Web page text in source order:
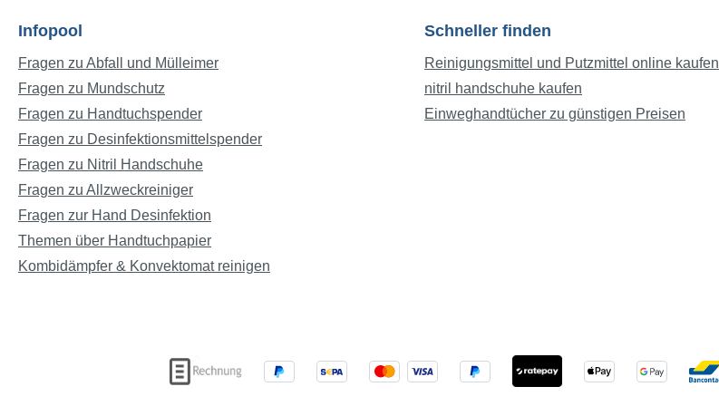
Verpackungseinheit (mm): 392Länge
Verpackungseinheit (mm):
248Gewicht pro Verpackungseinheit
(kg): 10,841UVE in VE: 1
Infopool
Fragen zu Abfall und Mülleimer
Fragen zu Mundschutz
Fragen zu Handtuchspender
Fragen zu Desinfektionsmittelspender
Fragen zu Nitril Handschuhe
Fragen zu Allzweckreiniger
Fragen zur Hand Desinfektion
Themen über Handtuchpapier
Kombidämpfer & Konvektomat reinigen
Schneller finden
Reinigungsmittel und Putzmittel online kaufen
nitril handschuhe kaufen
Einweghandtücher zu günstigen Preisen